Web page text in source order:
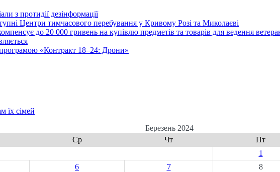
з протидії дезінформації
Центри тимчасового перебування у Кривому Розі та Миколаєві
до 20 000 гривень на купівлю предметів та товарів для ведення
програмою «Контракт 18–24: Дрони»
їх сімей
Березень 2024
Ср Чт Пт
1
6 7 8